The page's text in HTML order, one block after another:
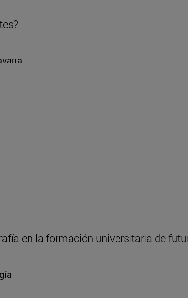
en la formación universitaria de